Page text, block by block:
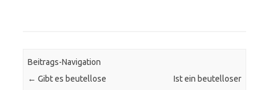
Beitrags-Navigation
← Gibt es beutellose
Ist ein beutelloser